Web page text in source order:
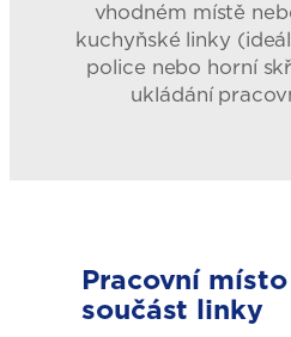
vhodném místě
kuchyňské linky
police nebo horní
ukládání
Pracovní
součást linky